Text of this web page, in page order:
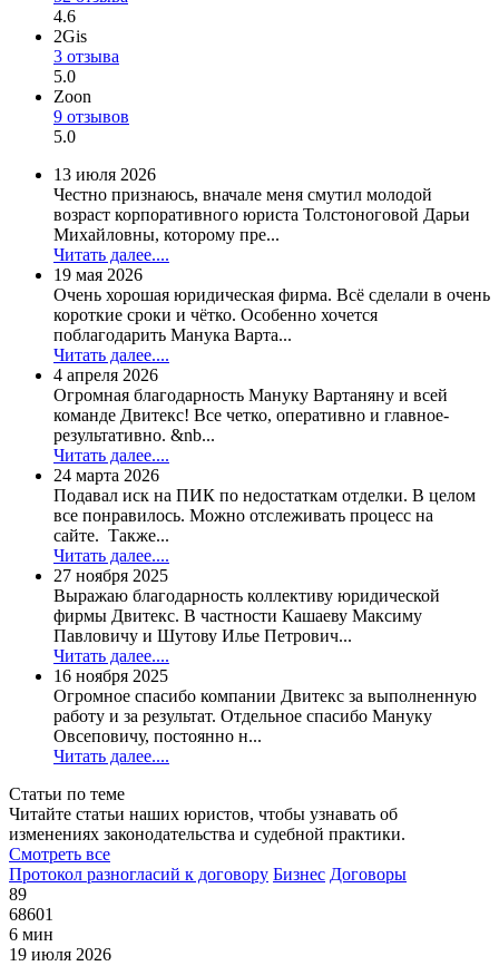
4.6
2Gis
3 отзыва
5.0
Zoon
9 отзывов
5.0
13 июля 2026
Честно признаюсь, вначале меня смутил молодой
возраст корпоративного юриста Толстоноговой Дарьи
Михайловны, которому пре...
Читать далее....
19 мая 2026
Очень хорошая юридическая фирма. Всё сделали в очень
короткие сроки и чётко. Особенно хочется
поблагодарить Манука Варта...
Читать далее....
4 апреля 2026
Огромная благодарность Мануку Вартаняну и всей
команде Двитекс! Все четко, оперативно и главное-
результативно. &nb...
Читать далее....
24 марта 2026
Подавал иск на ПИК по недостаткам отделки. В целом
все понравилось. Можно отслеживать процесс на
сайте. Также...
Читать далее....
27 ноября 2025
Выражаю благодарность коллективу юридической
фирмы Двитекс. В частности Кашаеву Максиму
Павловичу и Шутову Илье Петрович...
Читать далее....
16 ноября 2025
Огромное спасибо компании Двитекс за выполненную
работу и за результат. Отдельное спасибо Мануку
Овсеповичу, постоянно н...
Читать далее....
Статьи по теме
Читайте статьи наших юристов, чтобы узнавать об
изменениях законодательства и судебной практики.
Смотреть все
Протокол разногласий к договору Бизнес Договоры
89
68601
6 мин
19 июля 2026